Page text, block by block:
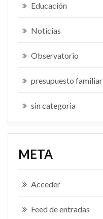
Educación
Noticias
Observatorio
presupuesto familiar
sin categoria
META
Acceder
Feed de entradas